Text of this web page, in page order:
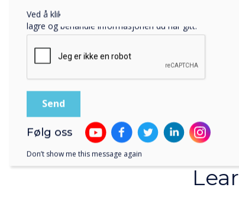
Ved å klikke på send gir du samtykke til Clevertouch til å
lagre og behandle informasjonen du har gitt.
Følg oss
Don’t show me this message again